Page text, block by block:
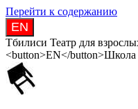
Перейти к содержанию
EN
Тбилиси Театр для
<button>EN</button>Школа